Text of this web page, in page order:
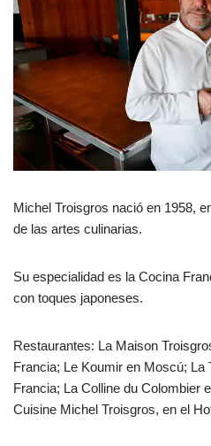
Michel Troisgros nació en 1958,
de las artes culinarias.
Su especialidad es la Cocina
con toques japoneses.
Restaurantes: La Maison
Francia; Le Koumir en Moscú; La
Francia; La Colline du Colombier
Cuisine Michel Troisgros, en el